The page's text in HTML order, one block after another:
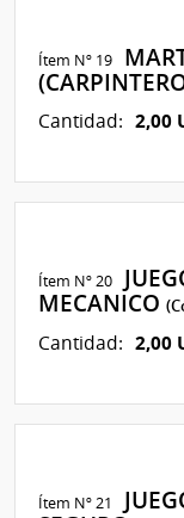
Ítem Nº 19
Cantidad: 2,00
Ítem Nº 20
MECANICO
Cantidad: 2,00
Ítem Nº 21